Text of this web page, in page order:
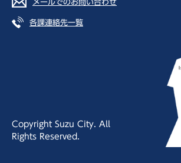
メールでのお問い合わせ
各課連絡先一覧
Copyright Suzu City. All
Rights Reserved.